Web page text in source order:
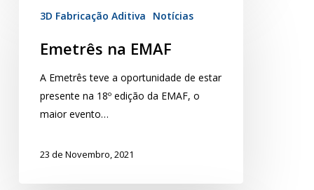
3D Fabricação Aditiva Notícias
Emetrês na EMAF
A Emetrês teve a oportunidade de estar
presente na 18º edição da EMAF, o
maior evento…
23 de Novembro, 2021